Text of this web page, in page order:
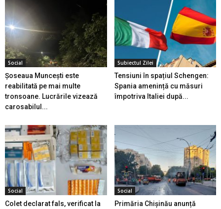
Social
Șoseaua Muncești este
reabilitată pe mai multe
tronsoane. Lucrările vizează
carosabilul...
Subiectul Zilei
Tensiuni în spațiul Schengen:
Spania amenință cu măsuri
împotriva Italiei după...
Social
Colet declarat fals, verificat la
Social
Primăria Chișinău anunță